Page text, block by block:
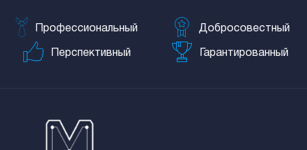
Профессиональный Добросовестный
Перспективный Гарантированный